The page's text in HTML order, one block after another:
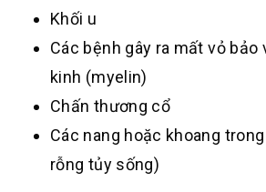
Khối u
Các bệnh gây ra mất vỏ bảo
kinh (myelin)
Chấn thương cổ
Các nang hoặc khoang
rỗng tủy sống)